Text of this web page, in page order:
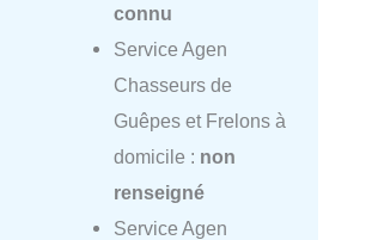
connu
Service Agen
Chasseurs de
Guêpes et Frelons à
domicile : non
renseigné
Service Agen